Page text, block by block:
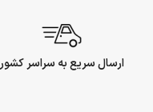
ارسال سریع به سراسر کشور